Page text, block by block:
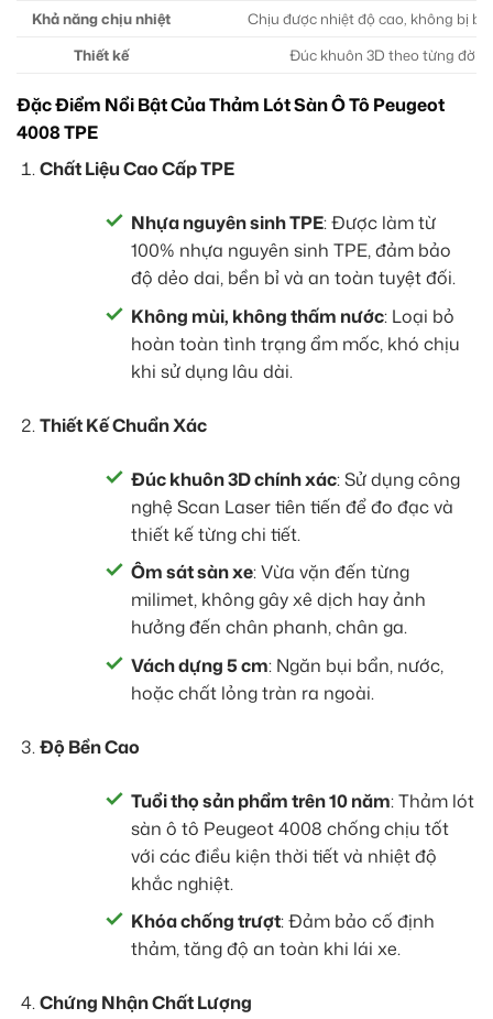
Khả năng chịu nhiệt
Chịu được nhiệt độ cao, không bị
Thiết kế
Đúc khuôn 3D theo từng đời
Đặc Điểm Nổi Bật Của Thảm Lót Sàn Ô Tô Peugeot
4008 TPE
Chất Liệu Cao Cấp TPE
Nhựa nguyên sinh TPE: Được làm từ
100% nhựa nguyên sinh TPE, đảm bảo
độ dẻo dai, bền bỉ và an toàn tuyệt đối.
Không mùi, không thấm nước: Loại bỏ
hoàn toàn tình trạng ẩm mốc, khó chịu
khi sử dụng lâu dài.
Thiết Kế Chuẩn Xác
Đúc khuôn 3D chính xác: Sử dụng công
nghệ Scan Laser tiên tiến để đo đạc và
thiết kế từng chi tiết.
Ôm sát sàn xe: Vừa vặn đến từng
milimet, không gây xê dịch hay ảnh
hưởng đến chân phanh, chân ga.
Vách dựng 5 cm: Ngăn bụi bẩn, nước,
hoặc chất lỏng tràn ra ngoài.
Độ Bền Cao
Tuổi thọ sản phẩm trên 10 năm: Thảm lót
sàn ô tô Peugeot 4008 chống chịu tốt
với các điều kiện thời tiết và nhiệt độ
khắc nghiệt.
Khóa chống trượt: Đảm bảo cố định
thảm, tăng độ an toàn khi lái xe.
Chứng Nhận Chất Lượng